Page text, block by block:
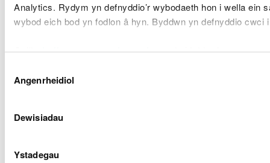
Analytics. Rydym yn defnyddio’r wybodaeth hon i wella ein
wybod eich bod yn fodlon â hyn. Byddwn yn defnyddio
Gellirdarllen mwy am ein cwciscyn i chi ddewis.
Caniatâd
Angenrheidiol
Dewisiadau
Ystadegau
4 mis os caiff
ei hysbysebu,